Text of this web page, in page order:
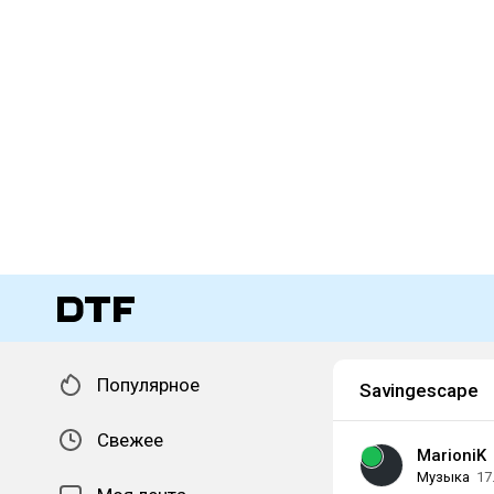
Популярное
Свежее
Savingescape
MarioniK
Музыка